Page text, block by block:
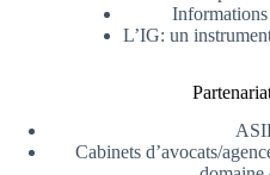
L’IG: un
Cabinets d’avocats/